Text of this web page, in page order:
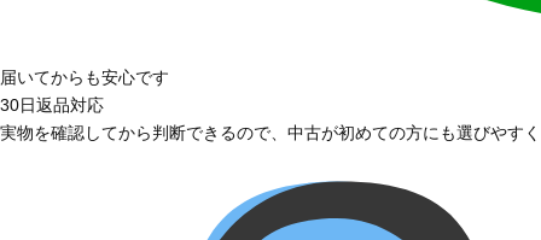
届いてからも安心です
30日返品対応
実物を確認してから判断できるので、中古が初めての方にも選びやす